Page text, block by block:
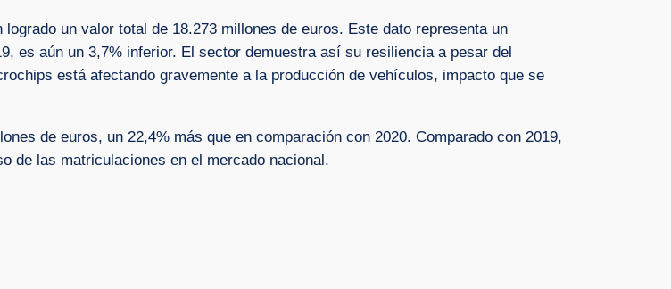
un valor total de 18.273 millones de euros. Este dato representa un
es aún un 3,7% inferior. El sector demuestra así su resiliencia a pesar del
está afectando gravemente a la producción de vehículos, impacto que se
de euros, un 22,4% más que en comparación con 2020. Comparado con 2019,
de las matriculaciones en el mercado nacional.